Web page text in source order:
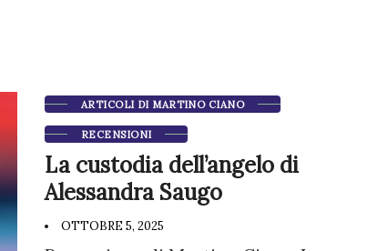
ARTICOLI DI MARTINO CIANO
RECENSIONI
La custodia dell’angelo di
Alessandra Saugo
OTTOBRE 5, 2025